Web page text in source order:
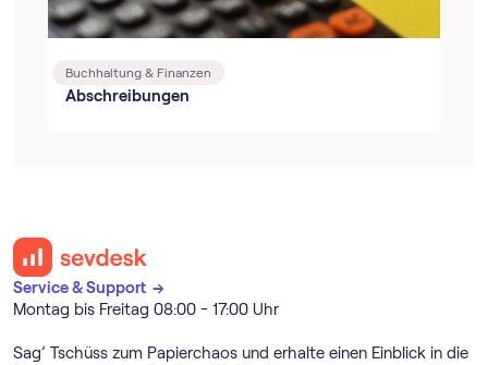
Buchhaltung & Finanzen
Abschreibungen
Service & Support →
Montag bis Freitag 08:00 - 17:00 Uhr
Sag’ Tschüss zum Papierchaos und erhalte einen Einblick in die